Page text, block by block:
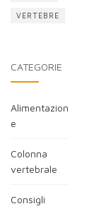
VERTEBRE
CATEGORIE
Alimentazion
e
Colonna
vertebrale
Consigli